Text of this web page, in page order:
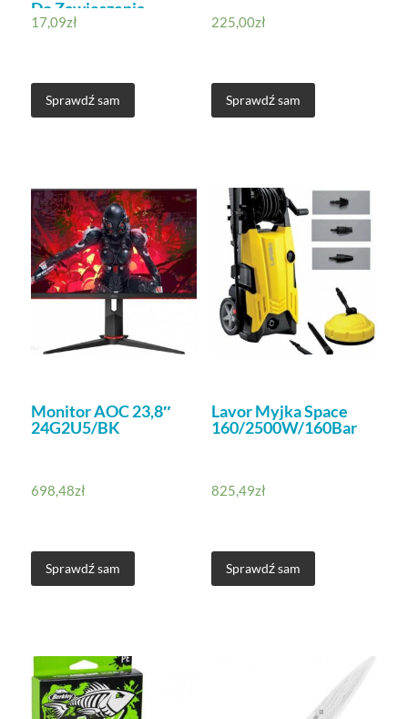
Do Zawieszenia
17,09zł
Sprawdź sam
225,00zł
Sprawdź sam
Monitor AOC 23,8″
24G2U5/BK
698,48zł
Sprawdź sam
Lavor Myjka Space
160/2500W/160Bar
825,49zł
Sprawdź sam